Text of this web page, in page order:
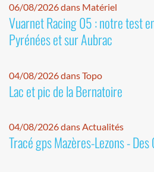
06/08/2026 dans Matériel
Vuarnet Racing 05 : notre test
Pyrénées et sur Aubrac
04/08/2026 dans Topo
Lac et pic de la Bernatoire
04/08/2026 dans Actualités
Tracé gps Mazères-Lezons - Des